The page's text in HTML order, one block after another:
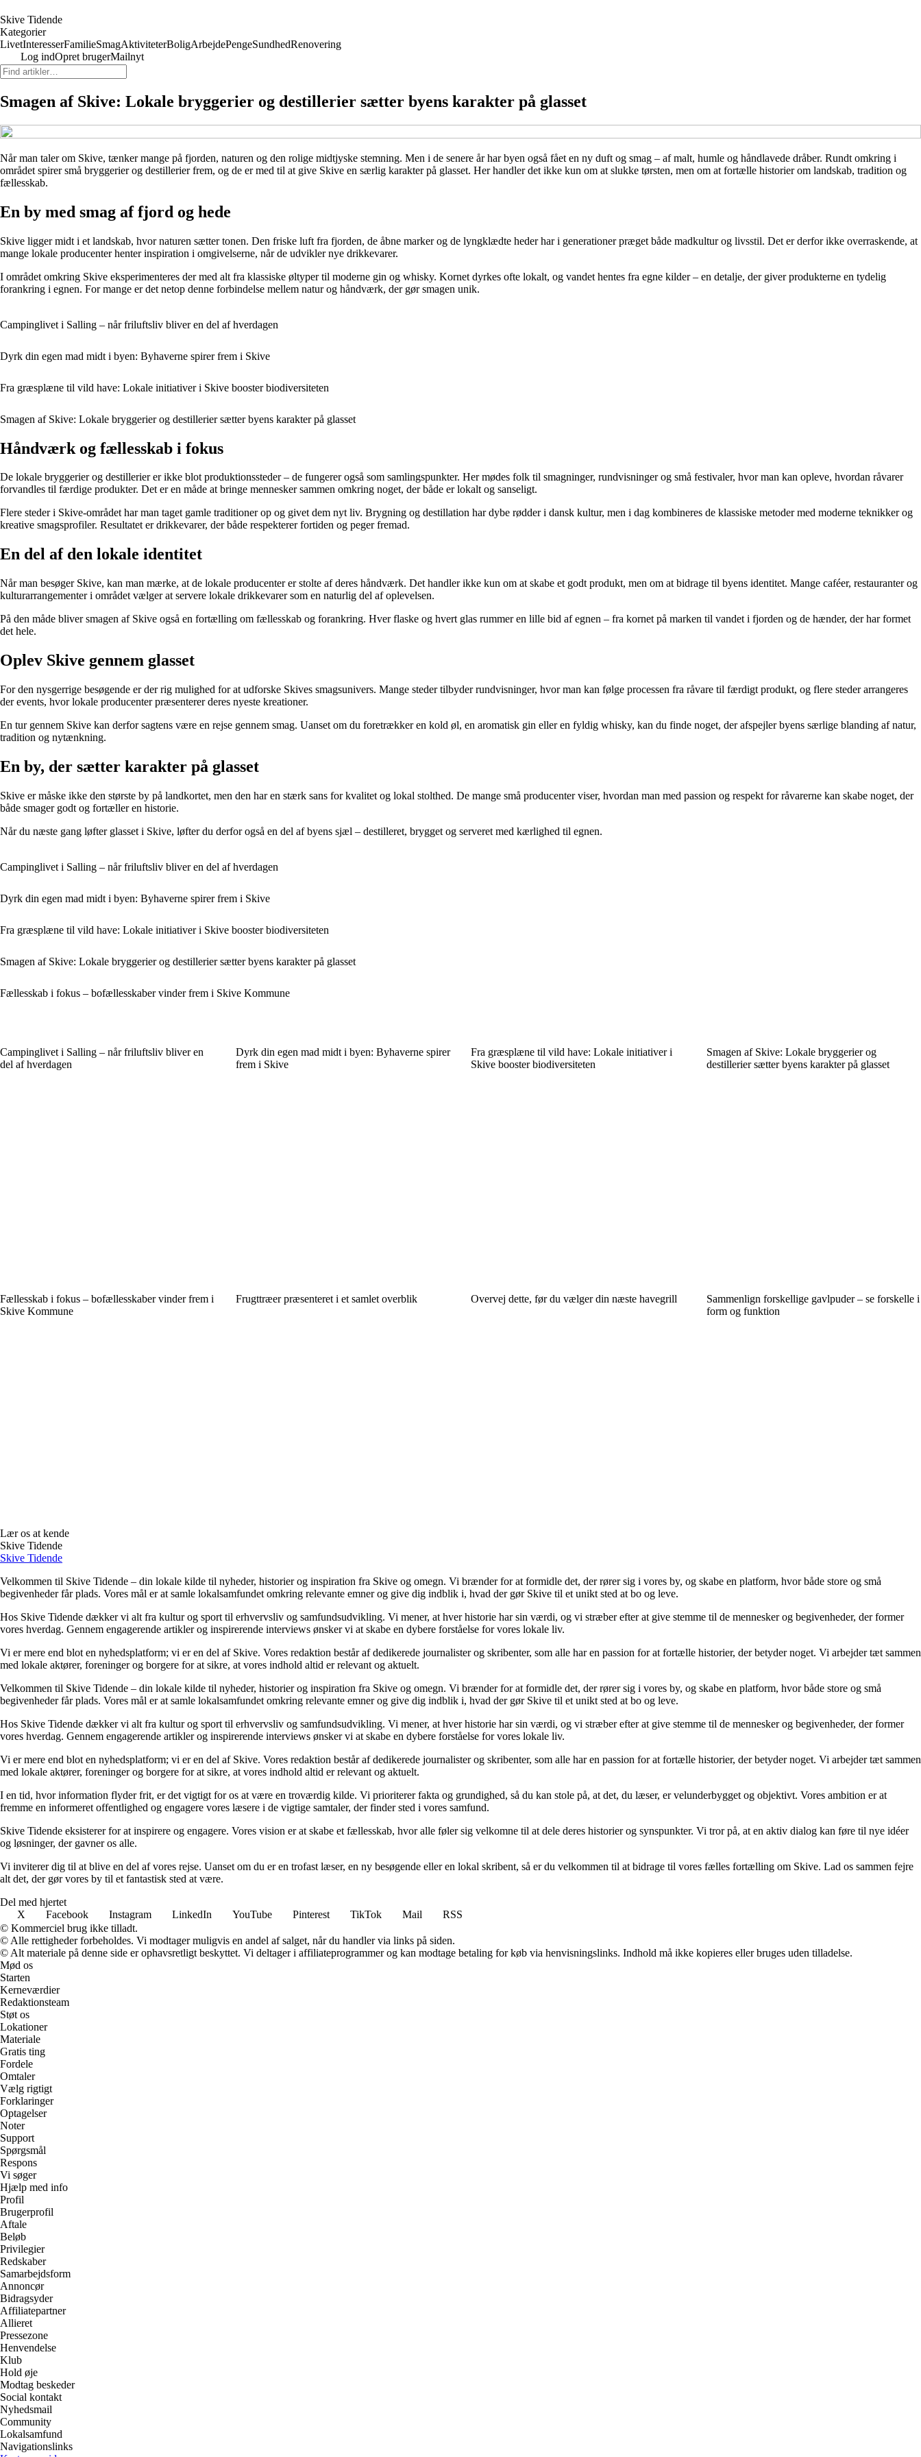
Skive Tidende
Kategorier
LivetInteresserFamilieSmagAktiviteterBoligArbejdePengeSundhedRenovering
Log indOpret brugerMailnyt
Smagen af Skive: Lokale bryggerier og destillerier sætter byens karakter på glasset
Når man taler om Skive, tænker mange på fjorden, naturen og den rolige midtjyske stemning. Men i de senere år har byen også fået en ny duft og smag – af malt, humle og håndlavede dråber. Rundt omkring i
området spirer små bryggerier og destillerier frem, og de er med til at give Skive en særlig karakter på glasset. Her handler det ikke kun om at slukke tørsten, men om at fortælle historier om landskab, tradition og
fællesskab.
En by med smag af fjord og hede
Skive ligger midt i et landskab, hvor naturen sætter tonen. Den friske luft fra fjorden, de åbne marker og de lyngklædte heder har i generationer præget både madkultur og livsstil. Det er derfor ikke overraskende, at
mange lokale producenter henter inspiration i omgivelserne, når de udvikler nye drikkevarer.
I området omkring Skive eksperimenteres der med alt fra klassiske øltyper til moderne gin og whisky. Kornet dyrkes ofte lokalt, og vandet hentes fra egne kilder – en detalje, der giver produkterne en tydelig
forankring i egnen. For mange er det netop denne forbindelse mellem natur og håndværk, der gør smagen unik.
Campinglivet i Salling – når friluftsliv bliver en del af hverdagen
Dyrk din egen mad midt i byen: Byhaverne spirer frem i Skive
Fra græsplæne til vild have: Lokale initiativer i Skive booster biodiversiteten
Smagen af Skive: Lokale bryggerier og destillerier sætter byens karakter på glasset
Håndværk og fællesskab i fokus
De lokale bryggerier og destillerier er ikke blot produktionssteder – de fungerer også som samlingspunkter. Her mødes folk til smagninger, rundvisninger og små festivaler, hvor man kan opleve, hvordan råvarer
forvandles til færdige produkter. Det er en måde at bringe mennesker sammen omkring noget, der både er lokalt og sanseligt.
Flere steder i Skive-området har man taget gamle traditioner op og givet dem nyt liv. Brygning og destillation har dybe rødder i dansk kultur, men i dag kombineres de klassiske metoder med moderne teknikker og
kreative smagsprofiler. Resultatet er drikkevarer, der både respekterer fortiden og peger fremad.
En del af den lokale identitet
Når man besøger Skive, kan man mærke, at de lokale producenter er stolte af deres håndværk. Det handler ikke kun om at skabe et godt produkt, men om at bidrage til byens identitet. Mange caféer, restauranter og
kulturarrangementer i området vælger at servere lokale drikkevarer som en naturlig del af oplevelsen.
På den måde bliver smagen af Skive også en fortælling om fællesskab og forankring. Hver flaske og hvert glas rummer en lille bid af egnen – fra kornet på marken til vandet i fjorden og de hænder, der har formet
det hele.
Oplev Skive gennem glasset
For den nysgerrige besøgende er der rig mulighed for at udforske Skives smagsunivers. Mange steder tilbyder rundvisninger, hvor man kan følge processen fra råvare til færdigt produkt, og flere steder arrangeres
der events, hvor lokale producenter præsenterer deres nyeste kreationer.
En tur gennem Skive kan derfor sagtens være en rejse gennem smag. Uanset om du foretrækker en kold øl, en aromatisk gin eller en fyldig whisky, kan du finde noget, der afspejler byens særlige blanding af natur,
tradition og nytænkning.
En by, der sætter karakter på glasset
Skive er måske ikke den største by på landkortet, men den har en stærk sans for kvalitet og lokal stolthed. De mange små producenter viser, hvordan man med passion og respekt for råvarerne kan skabe noget, der
både smager godt og fortæller en historie.
Når du næste gang løfter glasset i Skive, løfter du derfor også en del af byens sjæl – destilleret, brygget og serveret med kærlighed til egnen.
Campinglivet i Salling – når friluftsliv bliver en del af hverdagen
Dyrk din egen mad midt i byen: Byhaverne spirer frem i Skive
Fra græsplæne til vild have: Lokale initiativer i Skive booster biodiversiteten
Smagen af Skive: Lokale bryggerier og destillerier sætter byens karakter på glasset
Fællesskab i fokus – bofællesskaber vinder frem i Skive Kommune
Campinglivet i Salling – når friluftsliv bliver en
del af hverdagen
Dyrk din egen mad midt i byen: Byhaverne spirer
frem i Skive
Fra græsplæne til vild have: Lokale initiativer i
Skive booster biodiversiteten
Smagen af Skive: Lokale bryggerier og
destillerier sætter byens karakter på glasset
Fællesskab i fokus – bofællesskaber vinder frem i
Skive Kommune
Frugttræer præsenteret i et samlet overblik Overvej dette, før du vælger din næste havegrill
Sammenlign forskellige gavlpuder – se forskelle i
form og funktion
Lær os at kende
Skive Tidende
Skive Tidende
Velkommen til Skive Tidende – din lokale kilde til nyheder, historier og inspiration fra Skive og omegn. Vi brænder for at formidle det, der rører sig i vores by, og skabe en platform, hvor både store og små
begivenheder får plads. Vores mål er at samle lokalsamfundet omkring relevante emner og give dig indblik i, hvad der gør Skive til et unikt sted at bo og leve.
Hos Skive Tidende dækker vi alt fra kultur og sport til erhvervsliv og samfundsudvikling. Vi mener, at hver historie har sin værdi, og vi stræber efter at give stemme til de mennesker og begivenheder, der former
vores hverdag. Gennem engagerende artikler og inspirerende interviews ønsker vi at skabe en dybere forståelse for vores lokale liv.
Vi er mere end blot en nyhedsplatform; vi er en del af Skive. Vores redaktion består af dedikerede journalister og skribenter, som alle har en passion for at fortælle historier, der betyder noget. Vi arbejder tæt sammen
med lokale aktører, foreninger og borgere for at sikre, at vores indhold altid er relevant og aktuelt.
Velkommen til Skive Tidende – din lokale kilde til nyheder, historier og inspiration fra Skive og omegn. Vi brænder for at formidle det, der rører sig i vores by, og skabe en platform, hvor både store og små
begivenheder får plads. Vores mål er at samle lokalsamfundet omkring relevante emner og give dig indblik i, hvad der gør Skive til et unikt sted at bo og leve.
Hos Skive Tidende dækker vi alt fra kultur og sport til erhvervsliv og samfundsudvikling. Vi mener, at hver historie har sin værdi, og vi stræber efter at give stemme til de mennesker og begivenheder, der former
vores hverdag. Gennem engagerende artikler og inspirerende interviews ønsker vi at skabe en dybere forståelse for vores lokale liv.
Vi er mere end blot en nyhedsplatform; vi er en del af Skive. Vores redaktion består af dedikerede journalister og skribenter, som alle har en passion for at fortælle historier, der betyder noget. Vi arbejder tæt sammen
med lokale aktører, foreninger og borgere for at sikre, at vores indhold altid er relevant og aktuelt.
I en tid, hvor information flyder frit, er det vigtigt for os at være en troværdig kilde. Vi prioriterer fakta og grundighed, så du kan stole på, at det, du læser, er velunderbygget og objektivt. Vores ambition er at
fremme en informeret offentlighed og engagere vores læsere i de vigtige samtaler, der finder sted i vores samfund.
Skive Tidende eksisterer for at inspirere og engagere. Vores vision er at skabe et fællesskab, hvor alle føler sig velkomne til at dele deres historier og synspunkter. Vi tror på, at en aktiv dialog kan føre til nye idéer
og løsninger, der gavner os alle.
Vi inviterer dig til at blive en del af vores rejse. Uanset om du er en trofast læser, en ny besøgende eller en lokal skribent, så er du velkommen til at bidrage til vores fælles fortælling om Skive. Lad os sammen fejre
alt det, der gør vores by til et fantastisk sted at være.
Del med hjertet
X
Facebook Instagram LinkedIn YouTube Pinterest TikTok Mail
RSS
© Kommerciel brug ikke tilladt.
© Alle rettigheder forbeholdes. Vi modtager muligvis en andel af salget, når du handler via links på siden.
© Alt materiale på denne side er ophavsretligt beskyttet. Vi deltager i affiliateprogrammer og kan modtage betaling for køb via henvisningslinks. Indhold må ikke kopieres eller bruges uden tilladelse.
Mød os
Starten
Kerneværdier
Redaktionsteam
Støt os
Lokationer
Materiale
Gratis ting
Fordele
Omtaler
Vælg rigtigt
Forklaringer
Optagelser
Noter
Support
Spørgsmål
Respons
Vi søger
Hjælp med info
Profil
Brugerprofil
Aftale
Beløb
Privilegier
Redskaber
Samarbejdsform
Annoncør
Bidragsyder
Affiliatepartner
Allieret
Pressezone
Henvendelse
Klub
Hold øje
Modtag beskeder
Social kontakt
Nyhedsmail
Community
Lokalsamfund
Navigationslinks